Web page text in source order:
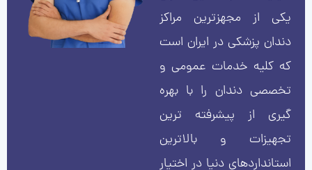
یکی از مجهزترین مراکز
دندان پزشکی در ایران است
که کلیه خدمات عمومی و
تخصصی دندان را با بهره
گیری از پیشرفته ترین
تجهیزات و بالاترین
استانداردهای دنیا در اختیار